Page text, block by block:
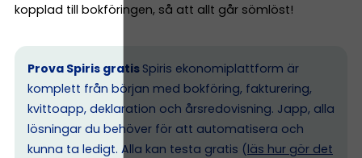
kopplad till bokföringen, så att allt går sömlöst!
Prova Spiris gratis Spiris ekonomiplattform är
komplett från början med bokföring, fakturering,
kvittoapp, deklaration och årsredovisning. Japp, alla
lösningar du behöver för att automatisera och
kunna ta ledigt. Alla kan testa gratis (läs hur gör det